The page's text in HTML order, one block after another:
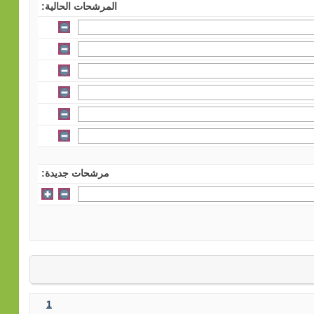
المرشحات الحالية:
مرشحات جديدة:
1